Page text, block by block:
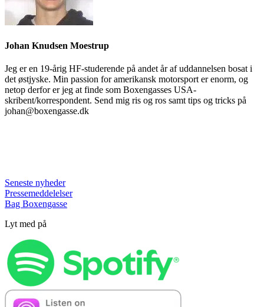
Johan Knudsen Moestrup
Jeg er en 19-årig HF-studerende på andet år af uddannelsen bosat i
det østjyske. Min passion for amerikansk motorsport er enorm, og
netop derfor er jeg at finde som Boxengasses USA-
skribent/korrespondent. Send mig ris og ros samt tips og tricks på
johan@boxengasse.dk
Seneste nyheder
Pressemeddelelser
Bag Boxengasse
Lyt med på